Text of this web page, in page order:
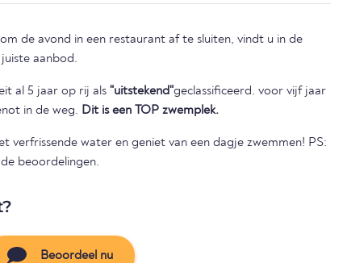
de avond in een restaurant af te sluiten, vindt u in de
aanbod.
al 5 jaar op rij als "uitstekend"geclassificeerd. voor vijf jaar
in de weg. Dit is een TOP zwemplek.
verfrissende water en geniet van een dagje zwemmen! PS:
beoordelingen.
Beoordeel nu